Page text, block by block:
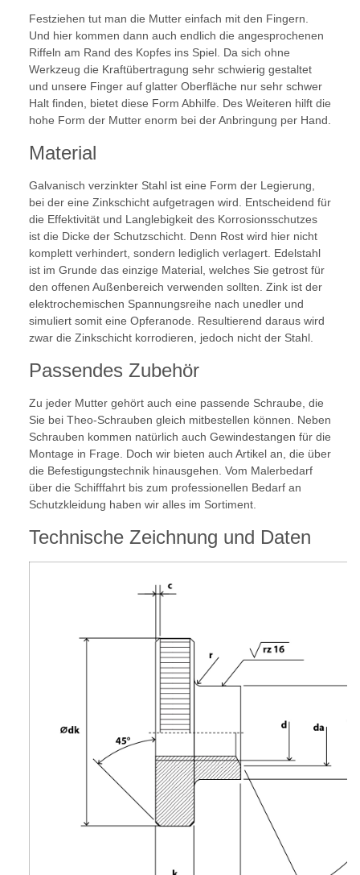
Festziehen tut man die Mutter einfach mit den Fingern.
Und hier kommen dann auch endlich die angesprochenen
Riffeln am Rand des Kopfes ins Spiel. Da sich ohne
Werkzeug die Kraftübertragung sehr schwierig gestaltet
und unsere Finger auf glatter Oberfläche nur sehr schwer
Halt finden, bietet diese Form Abhilfe. Des Weiteren hilft die
hohe Form der Mutter enorm bei der Anbringung per Hand.
Material
Galvanisch verzinkter Stahl ist eine Form der Legierung,
bei der eine Zinkschicht aufgetragen wird. Entscheidend für
die Effektivität und Langlebigkeit des Korrosionsschutzes
ist die Dicke der Schutzschicht. Denn Rost wird hier nicht
komplett verhindert, sondern lediglich verlagert. Edelstahl
ist im Grunde das einzige Material, welches Sie getrost für
den offenen Außenbereich verwenden sollten. Zink ist der
elektrochemischen Spannungsreihe nach unedler und
simuliert somit eine Opferanode. Resultierend daraus wird
zwar die Zinkschicht korrodieren, jedoch nicht der Stahl.
Passendes Zubehör
Zu jeder Mutter gehört auch eine passende Schraube, die
Sie bei Theo-Schrauben gleich mitbestellen können. Neben
Schrauben kommen natürlich auch Gewindestangen für die
Montage in Frage. Doch wir bieten auch Artikel an, die über
die Befestigungstechnik hinausgehen. Vom Malerbedarf
über die Schifffahrt bis zum professionellen Bedarf an
Schutzkleidung haben wir alles im Sortiment.
Technische Zeichnung und Daten